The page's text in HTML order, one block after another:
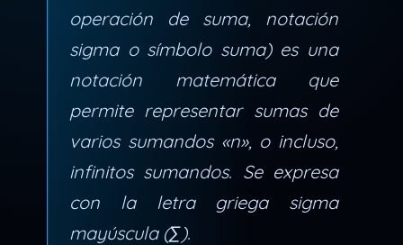
operación de suma, notación
sigma o símbolo suma) es una
notación matemática que
permite representar sumas de
varios sumandos «n», o incluso,
infinitos sumandos. Se expresa
con la letra griega sigma
mayúscula (∑).